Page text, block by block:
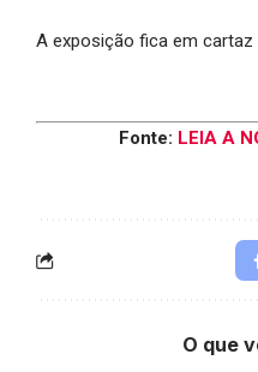
A exposição fica em cartaz
Fonte: LEIA A
O que